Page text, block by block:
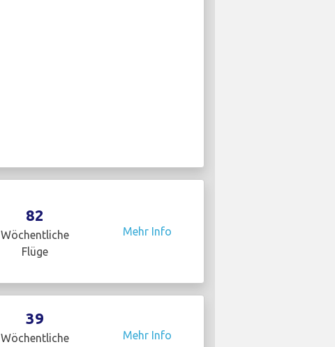
82
Wöchentliche
Flüge
Mehr Info
39
Wöchentliche
Mehr Info